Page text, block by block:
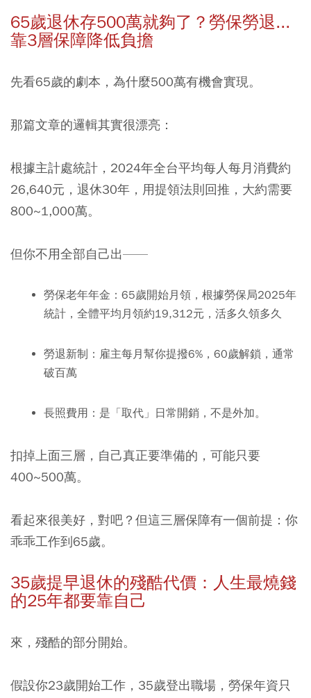
65歲退休存500萬就夠了？勞保勞退...
靠3層保障降低負擔
先看65歲的劇本，為什麼500萬有機會實現。
那篇文章的邏輯其實很漂亮：
根據主計處統計，2024年全台平均每人每月消費約
26,640元，退休30年，用提領法則回推，大約需要
800~1,000萬。
但你不用全部自己出——
勞保老年年金： 65歲開始月領，根據勞保局2025年
統計，全體平均月領約19,312元，活多久領多久
勞退新制： 雇主每月幫你提撥6%，60歲解鎖，通常
破百萬
長照費用： 是「取代」日常開銷，不是外加。
扣掉上面三層，自己真正要準備的，可能只要
400~500萬。
看起來很美好，對吧？但這三層保障有一個前提：你
乖乖工作到65歲。
35歲提早退休的殘酷代價：人生最燒錢
的25年都要靠自己
來，殘酷的部分開始。
假設你23歲開始工作，35歲登出職場，勞保年資只